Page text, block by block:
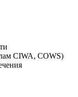
CIWA, COWS)